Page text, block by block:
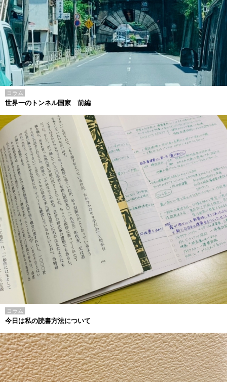
コラム
世界一のトンネル国家 前編
コラム
今日は私の読書方法について